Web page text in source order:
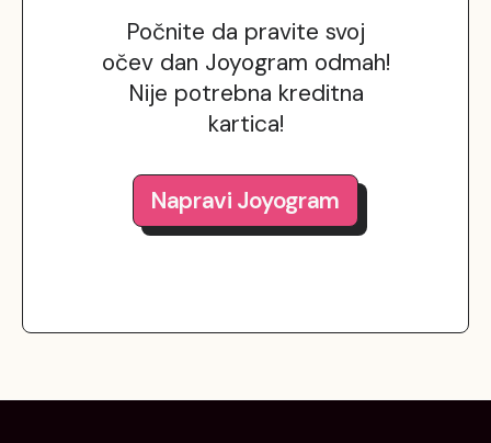
Počnite da pravite svoj
očev dan Joyogram odmah!
Nije potrebna kreditna
kartica!
Napravi Joyogram